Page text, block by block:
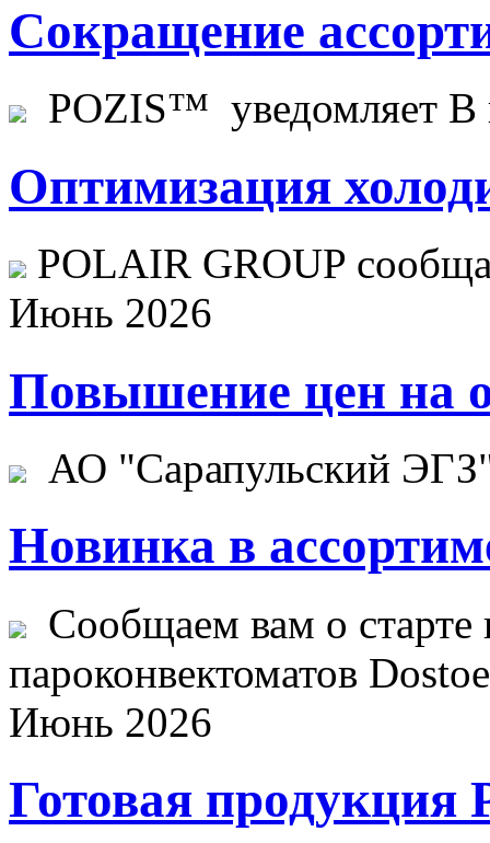
Сокращение
POZIS™ уведомляет В
Оптимизация
POLAIR GROUP
Июнь 2026
Повышение цен на
АО "Сарапульский
Новинка в
Сообщаем вам о старте
пароконвектоматов
Июнь 2026
Готовая продукция